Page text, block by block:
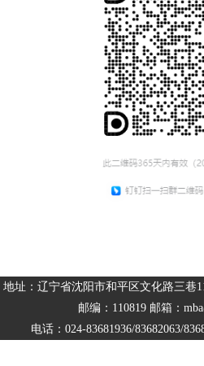
地址：辽宁省沈阳市和平区文化路三巷
邮编：110819 邮箱：
电话：024-83681936/83682063/